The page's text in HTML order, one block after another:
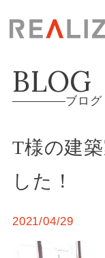
BLOG
ブログ
T様の建
した！
2021/04/29